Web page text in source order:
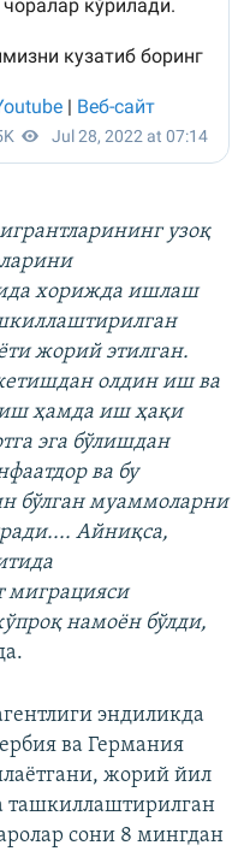
узоқ
хорижда ишлаш
жорий этилган.
олдин иш ва
ҳамда иш ҳақи
эга бўлишдан
ва бу
бўлган муаммоларни
Айниқса,
миграцияси
намоён бўлди,
эндиликда
ва Германия
жорий йил
ташкиллаштирилган
сони 8 мингдан